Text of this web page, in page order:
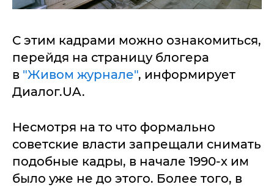
С этим кадрами можно ознакомиться,
перейдя на страницу блогера
в "Живом журнале", информирует
Диалог.UA.
Несмотря на то что формально
советские власти запрещали снимать
подобные кадры, в начале 1990-х им
было уже не до этого. Более того, в